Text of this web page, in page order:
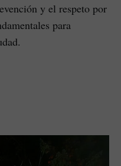
y el respeto por
para